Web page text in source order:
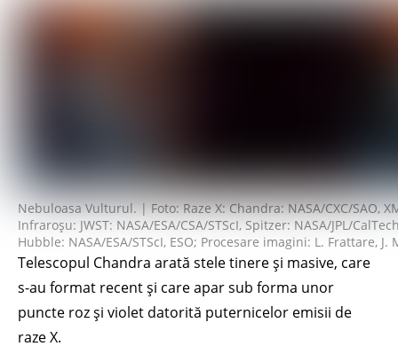
Nebuloasa Vulturul. | Foto: Raze X: Chandra: NASA/CXC/SAO,
Infraroșu: JWST: NASA/ESA/CSA/STScI, Spitzer: NASA/JPL/
Hubble: NASA/ESA/STScI, ESO; Procesare imagini: L. Frattare,
Telescopul Chandra arată stele tinere și masive, care
s-au format recent și care apar sub forma unor
puncte roz și violet datorită puternicelor emisii de
raze X.